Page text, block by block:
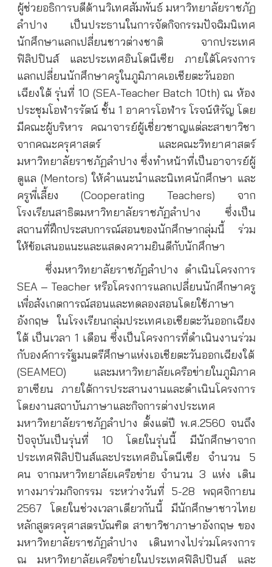
ผู้ช่วยอธิการบดีด้านวิเทศสัมพันธ์ มหาวิทยาลัยราชภัฏ
ลำปาง เป็นประธานในการจัดกิจกรรมปัจฉิมนิเทศ
นักศึกษาแลกเปลี่ยนชาวต่างชาติ จากประเทศ
ฟิลิปปินส์ และประเทศอินโดนีเซีย ภายใต้โครงการ
แลกเปลี่ยนนักศึกษาครูในภูมิภาคเอเชียตะวันออก
เฉียงใต้ รุ่นที่ 10 (SEA-Teacher Batch 10th) ณ ห้อง
ประชุมโอฬารรัตน์ ชั้น 1 อาคารโอฬาร โรจน์หิรัญ โดย
มีคณะผู้บริหาร คณาจารย์ผู้เชี่ยวชาญแต่ละสาขาวิชา
จากคณะครุศาสตร์ และคณะวิทยาศาสตร์
มหาวิทยาลัยราชภัฏลำปาง ซึ่งทำหน้าที่เป็นอาจารย์ผู้
ดูแล (Mentors) ให้คำแนะนำและนิเทศนักศึกษา และ
ครูพี่เลี้ยง (Cooperating Teachers) จาก
โรงเรียนสาธิตมหาวิทยาลัยราชภัฏลำปาง ซึ่งเป็น
สถานที่ฝึกประสบการณ์สอนของนักศึกษากลุ่มนี้ ร่วม
ให้ข้อเสนอแนะและแสดงความยินดีกับนักศึกษา
ซึ่งมหาวิทยาลัยราชภัฏลำปาง ดำเนินโครงการ
SEA – Teacher หรือโครงการแลกเปลี่ยนนักศึกษาครู
เพื่อสังเกตการณ์สอนและทดลองสอนโดยใช้ภาษา
อังกฤษ ในโรงเรียนกลุ่มประเทศเอเชียตะวันออกเฉียง
ใต้ เป็นเวลา 1 เดือน ซึ่งเป็นโครงการที่ดำเนินงานร่วม
กับองค์การรัฐมนตรีศึกษาแห่งเอเชียตะวันออกเฉียงใต้
(SEAMEO) และมหาวิทยาลัยเครือข่ายในภูมิภาค
อาเซียน ภายใต้การประสานงานและดำเนินโครงการ
โดยงานสถาบันภาษาและกิจการต่างประเทศ
มหาวิทยาลัยราชภัฏลำปาง ตั้งแต่ปี พ.ศ.2560 จนถึง
ปัจจุบันเป็นรุ่นที่ 10 โดยในรุ่นนี้ มีนักศึกษาจาก
ประเทศฟิลิปปินส์และประเทศอินโดนีเซีย จำนวน 5
คน จากมหาวิทยาลัยเครือข่าย จำนวน 3 แห่ง เดิน
ทางมาร่วมกิจกรรม ระหว่างวันที่ 5-28 พฤศจิกายน
2567 โดยในช่วงเวลาเดียวกันนี้ มีนักศึกษาชาวไทย
หลักสูตรครุศาสตรบัณฑิต สาขาวิชาภาษาอังกฤษ ของ
มหาวิทยาลัยราชภัฏลำปาง เดินทางไปร่วมโครงการ
ณ มหาวิทยาลัยเครือข่ายในประเทศฟิลิปปินส์ และ